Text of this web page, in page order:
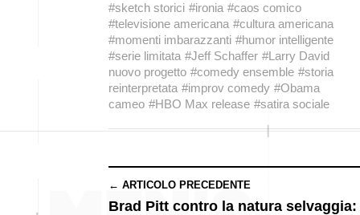
#sketch storici #ironia #caos comico
#televisione americana #cultura americana
#momenti imbarazzanti #humor intelligente
#serie limitata #Jeff Schaffer #Larry David
nuovo progetto #comedy ensemble #storia
reinterpretata #improv comedy #Obama
cameo #HBO Max release #satira sociale
← ARTICOLO PRECEDENTE
Brad Pitt contro la natura selvaggia: